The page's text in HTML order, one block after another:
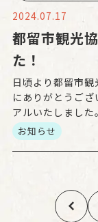
2024.07.17
都留市観光
た！
日頃より都留市
にありがとうご
アルいたしまし
ましたので、ブラ
[…]
お知らせ